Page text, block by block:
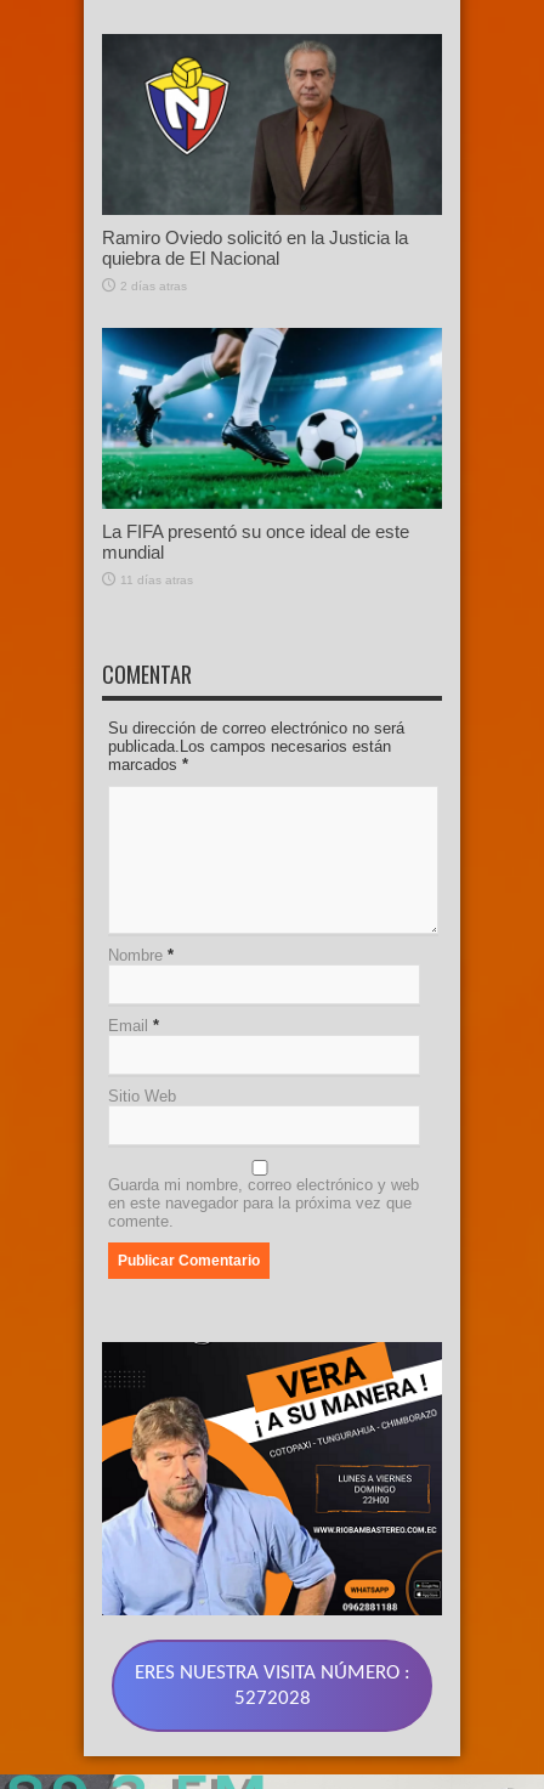
Ramiro Oviedo solicitó en la Justicia la
quiebra de El Nacional
2 días atras
La FIFA presentó su once ideal de este
mundial
11 días atras
COMENTAR
Su dirección de correo electrónico no será
publicada.Los campos necesarios están
marcados *
Nombre *
Email *
Sitio Web
Guarda mi nombre, correo electrónico y web
en este navegador para la próxima vez que
comente.
ERES NUESTRA VISITA NÚMERO :
5272028